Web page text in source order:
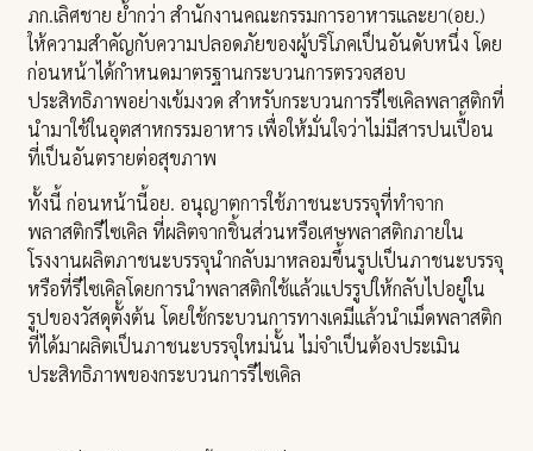
ภก.เลิศชาย ย้ำกว่า สำนักงานคณะกรรมการอาหารและยา(อย.)
ให้ความสำคัญกับความปลอดภัยของผู้บริโภคเป็นอันดับหนึ่ง โดย
ก่อนหน้าได้กำหนดมาตรฐานกระบวนการตรวจสอบ
ประสิทธิภาพอย่างเข้มงวด สำหรับกระบวนการรีไซเคิลพลาสติกที่
นำมาใช้ในอุตสาหกรรมอาหาร เพื่อให้มั่นใจว่าไม่มีสารปนเปื้อน
ที่เป็นอันตรายต่อสุขภาพ
ทั้งนี้ ก่อนหน้านี้อย. อนุญาตการใช้ภาชนะบรรจุที่ทำจาก
พลาสติกรีไซเคิล ที่ผลิตจากชิ้นส่วนหรือเศษพลาสติกภายใน
โรงงานผลิตภาชนะบรรจุนำกลับมาหลอมขึ้นรูปเป็นภาชนะบรรจุ
หรือที่รีไซเคิลโดยการนำพลาสติกใช้แล้วแปรรูปให้กลับไปอยู่ใน
รูปของวัสดุตั้งต้น โดยใช้กระบวนการทางเคมีแล้วนำเม็ดพลาสติก
ที่ได้มาผลิตเป็นภาชนะบรรจุใหม่นั้น ไม่จำเป็นต้องประเมิน
ประสิทธิภาพของกระบวนการรีไซเคิล